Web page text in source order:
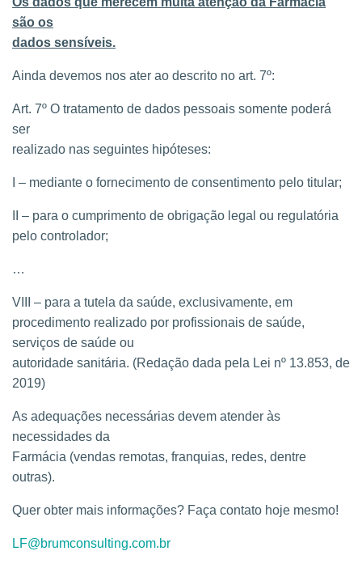
são os
dados sensíveis.
Ainda devemos nos ater ao descrito no art. 7º:
Art. 7º O tratamento de dados pessoais somente poderá
ser
realizado nas seguintes hipóteses:
I – mediante o fornecimento de consentimento pelo titular;
II – para o cumprimento de obrigação legal ou regulatória
pelo controlador;
…
VIII – para a tutela da saúde, exclusivamente, em
procedimento realizado por profissionais de saúde,
serviços de saúde ou
autoridade sanitária. (Redação dada pela Lei nº 13.853, de
2019)
As adequações necessárias devem atender às
necessidades da
Farmácia (vendas remotas, franquias, redes, dentre
outras).
Quer obter mais informações? Faça contato hoje mesmo!
LF@brumconsulting.com.br